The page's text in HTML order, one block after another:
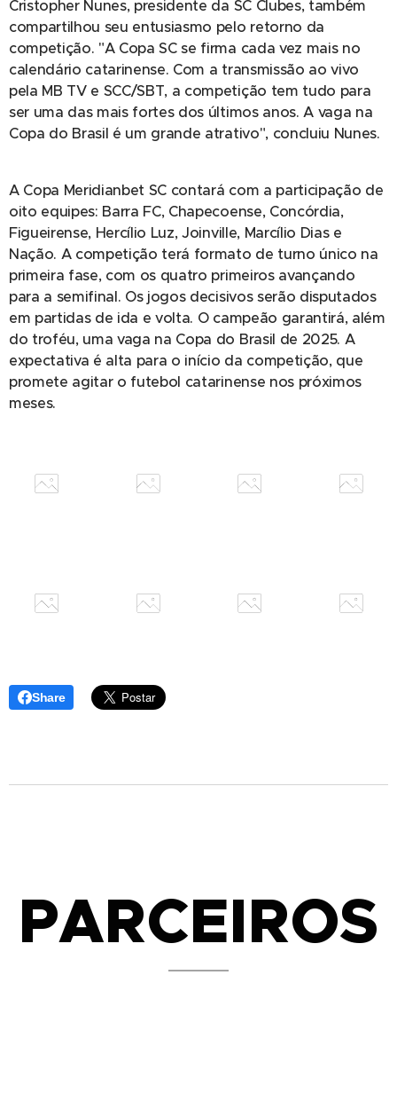
Cristopher Nunes, presidente da SC Clubes, também
compartilhou seu entusiasmo pelo retorno da
competição. "A Copa SC se firma cada vez mais no
calendário catarinense. Com a transmissão ao vivo
pela MB TV e SCC/SBT, a competição tem tudo para
ser uma das mais fortes dos últimos anos. A vaga na
Copa do Brasil é um grande atrativo", concluiu Nunes.
A Copa Meridianbet SC contará com a participação de
oito equipes: Barra FC, Chapecoense, Concórdia,
Figueirense, Hercílio Luz, Joinville, Marcílio Dias e
Nação. A competição terá formato de turno único na
primeira fase, com os quatro primeiros avançando
para a semifinal. Os jogos decisivos serão disputados
em partidas de ida e volta. O campeão garantirá, além
do troféu, uma vaga na Copa do Brasil de 2025. A
expectativa é alta para o início da competição, que
promete agitar o futebol catarinense nos próximos
meses.
Share
PARCEIROS